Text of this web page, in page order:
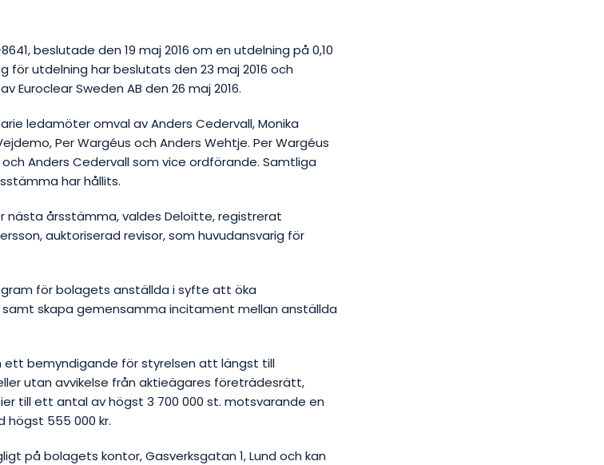
beslutade den 19 maj 2016 om en utdelning på 0,10
för utdelning har beslutats den 23 maj 2016 och
Sweden AB den 26 maj 2016.
ledamöter omval av Anders Cedervall, Monika
Per Wargéus och Anders Wehtje. Per Wargéus
Anders Cedervall som vice ordförande. Samtliga
har hållits.
nästa årsstämma, valdes Deloitte, registrerat
auktoriserad revisor, som huvudansvarig för
för bolagets anställda i syfte att öka
skapa gemensamma incitament mellan anställda
bemyndigande för styrelsen att längst till
utan avvikelse från aktieägares företrädesrätt,
till ett antal av högst 3 700 000 st. motsvarande en
555 000 kr.
på bolagets kontor, Gasverksgatan 1, Lund och kan